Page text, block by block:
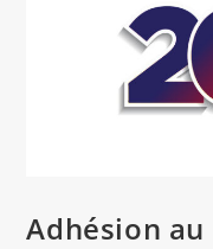
Adhésion au